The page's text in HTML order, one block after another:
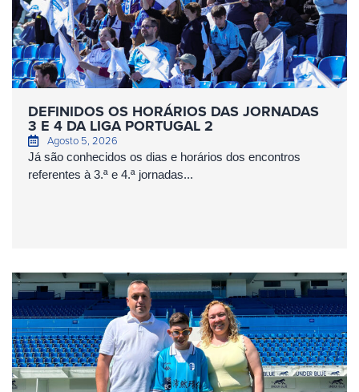
DEFINIDOS OS HORÁRIOS DAS JORNADAS
3 E 4 DA LIGA PORTUGAL 2
Agosto 5, 2026
Já são conhecidos os dias e horários dos encontros
referentes à 3.ª e 4.ª jornadas...